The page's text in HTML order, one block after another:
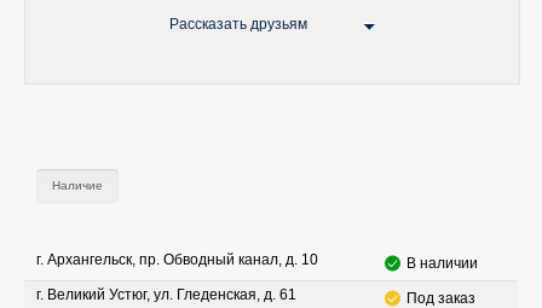
Рассказать друзьям
Наличие
г. Архангельск, пр. Обводный канал, д. 10
В наличии
г. Великий Устюг, ул. Гледенская, д. 61
Под заказ